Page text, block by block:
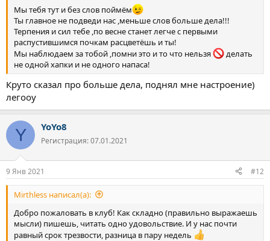
Мы тебя тут и без слов поймём
Ты главное не подведи нас ,меньше слов больше дела!!!
Терпения и сил тебе ,по весне станет легче с первыми
распустившимся почкам расцветёшь и ты!
Мы наблюдаем за тобой ,помни это и то что нельзя
делать
не одной хапки и не одного напаса!
Круто сказал про больше дела, поднял мне настроение)
легооу
Y YoYo8
Регистрация: 07.01.2021
9 Янв 2021 #12
Mirthless написал(а):
Добро пожаловать в клуб! Как складно (правильно выражаешь
мысли) пишешь, читать одно удовольствие. И у нас почти
равный срок трезвости, разница в пару недель